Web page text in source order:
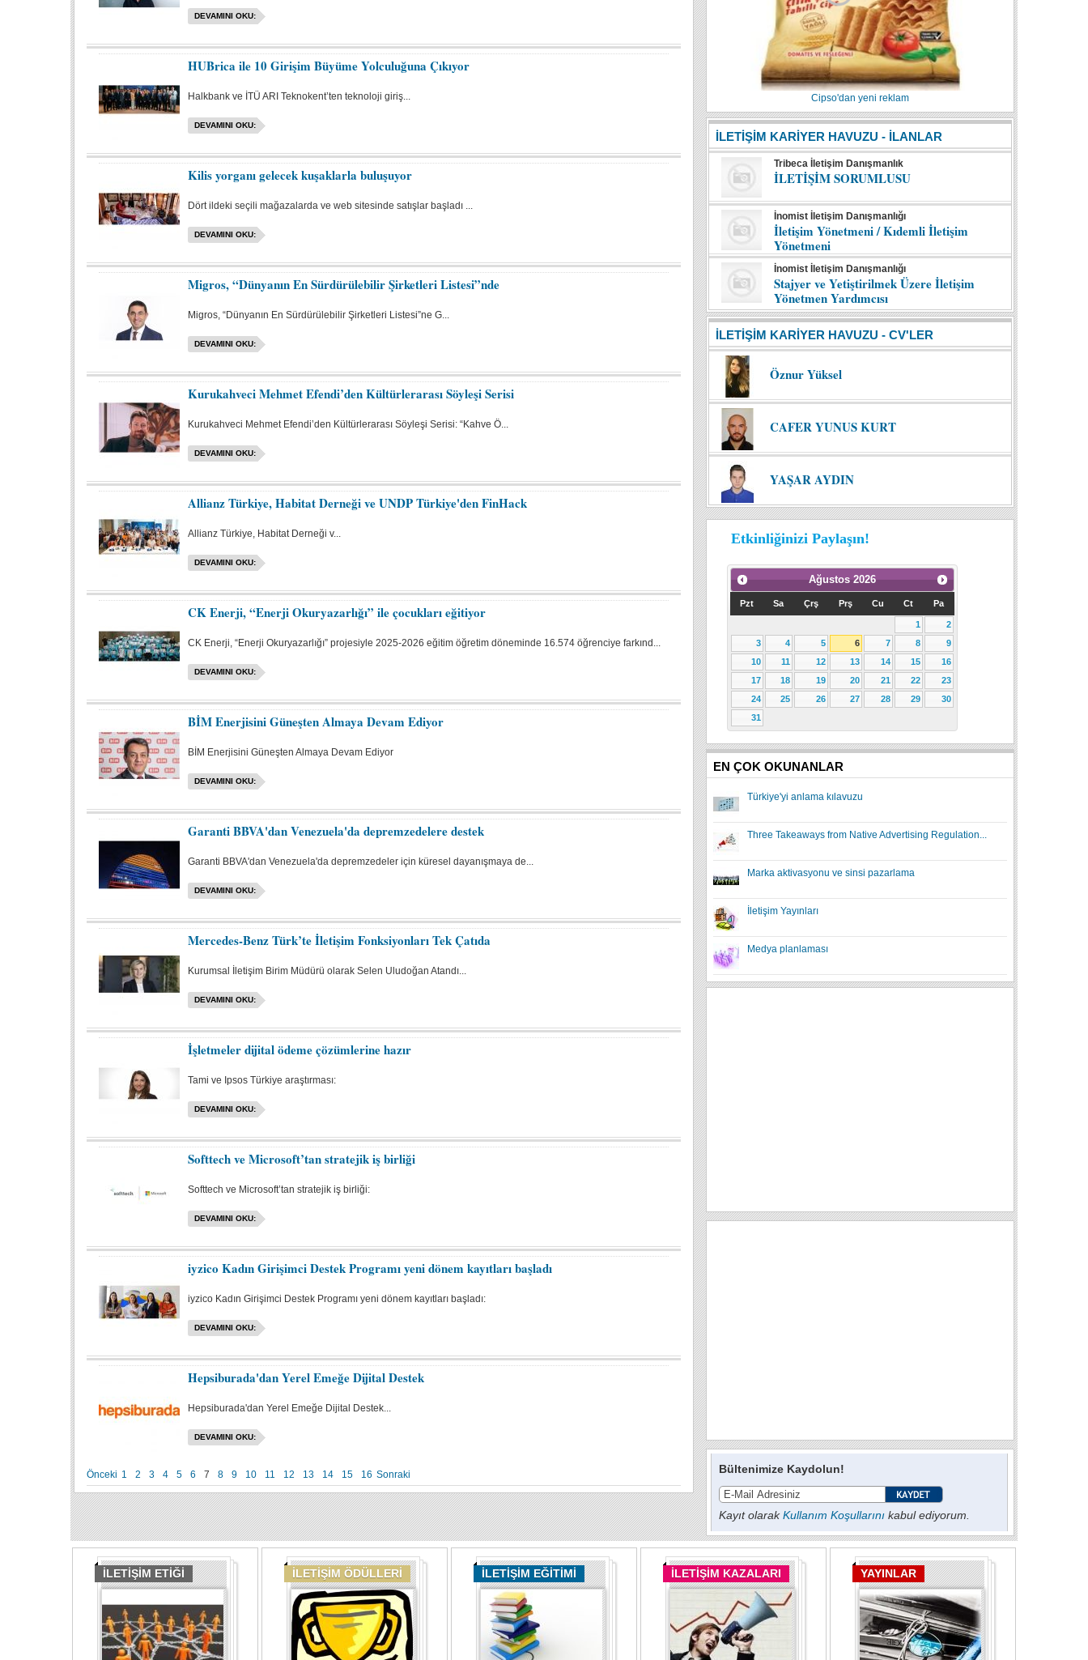
DEVAMINI OKU:
HUBrica ile 10 Girişim Büyüme Yolculuğuna Çıkıyor
Halkbank ve İTÜ ARI Teknokent’ten teknoloji giriş...
DEVAMINI OKU:
Kilis yorganı gelecek kuşaklarla buluşuyor
Dört ildeki seçili mağazalarda ve web sitesinde satışlar başladı ...
DEVAMINI OKU:
Migros, “Dünyanın En Sürdürülebilir Şirketleri Listesi”nde
Migros, “Dünyanın En Sürdürülebilir Şirketleri Listesi”ne G...
DEVAMINI OKU:
Kurukahveci Mehmet Efendi’den Kültürlerarası Söyleşi Serisi
Kurukahveci Mehmet Efendi’den Kültürlerarası Söyleşi Serisi: “Kahve Ö...
DEVAMINI OKU:
Allianz Türkiye, Habitat Derneği ve UNDP Türkiye'den FinHack
Allianz Türkiye, Habitat Derneği v...
DEVAMINI OKU:
CK Enerji, “Enerji Okuryazarlığı” ile çocukları eğitiyor
CK Enerji, “Enerji Okuryazarlığı” projesiyle 2025-2026 eğitim öğretim döneminde 16.574 öğrenciye farkınd...
DEVAMINI OKU:
BİM Enerjisini Güneşten Almaya Devam Ediyor
BİM Enerjisini Güneşten Almaya Devam Ediyor
DEVAMINI OKU:
Garanti BBVA'dan Venezuela'da depremzedelere destek
Garanti BBVA'dan Venezuela'da depremzedeler için küresel dayanışmaya de...
DEVAMINI OKU:
Mercedes-Benz Türk’te İletişim Fonksiyonları Tek Çatıda
Kurumsal İletişim Birim Müdürü olarak Selen Uludoğan Atandı...
DEVAMINI OKU:
İşletmeler dijital ödeme çözümlerine hazır
Tami ve Ipsos Türkiye araştırması:
DEVAMINI OKU:
Softtech ve Microsoft’tan stratejik iş birliği
Softtech ve Microsoft’tan stratejik iş birliği:
DEVAMINI OKU:
iyzico Kadın Girişimci Destek Programı yeni dönem kayıtları başladı
iyzico Kadın Girişimci Destek Programı yeni dönem kayıtları başladı:
DEVAMINI OKU:
Hepsiburada'dan Yerel Emeğe Dijital Destek
Hepsiburada'dan Yerel Emeğe Dijital Destek...
DEVAMINI OKU:
Önceki 1 2 3 4 5 6 7 8 9 10 11 12 13 14 15 16 Sonraki
Cipso'dan yeni reklam
İLETİŞİM KARİYER HAVUZU - İLANLAR
Tribeca İletişim Danışmanlık
İLETİŞİM SORUMLUSU
İnomist İletişim Danışmanlığı
İletişim Yönetmeni / Kıdemli İletişim
Yönetmeni
İnomist İletişim Danışmanlığı
Stajyer ve Yetiştirilmek Üzere İletişim
Yönetmen Yardımcısı
İLETİŞİM KARİYER HAVUZU - CV'LER
Öznur Yüksel
CAFER YUNUS KURT
YAŞAR AYDIN
Etkinliğinizi Paylaşın!
Ağustos 2026
Pzt Sa Çrş Prş Cu Ct Pa
1
2
3
4 5 6 7 8
9
10
11 12 13 14 15
16
17
18 19 20 21 22
23
24
25 26 27 28 29
30
31
EN ÇOK OKUNANLAR
Türkiye'yi anlama kılavuzu
Three Takeaways from Native Advertising Regulation...
Marka aktivasyonu ve sinsi pazarlama
İletişim Yayınları
Medya planlaması
Bültenimize Kaydolun!
Kayıt olarakKullanım Koşullarını kabul ediyorum.
İLETİŞİM ETİĞİ İLETİŞİM ÖDÜLLERİ İLETİŞİM EĞİTİMİ İLETİŞİM KAZALARI YAYINLAR